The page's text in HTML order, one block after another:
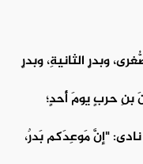
وبدرٍ الثانيةِ، وبدرٍ
بنِ حربٍ يومَ أُحدٍ؛
"إنَّ مَوعِدَكم بَدرٌ،